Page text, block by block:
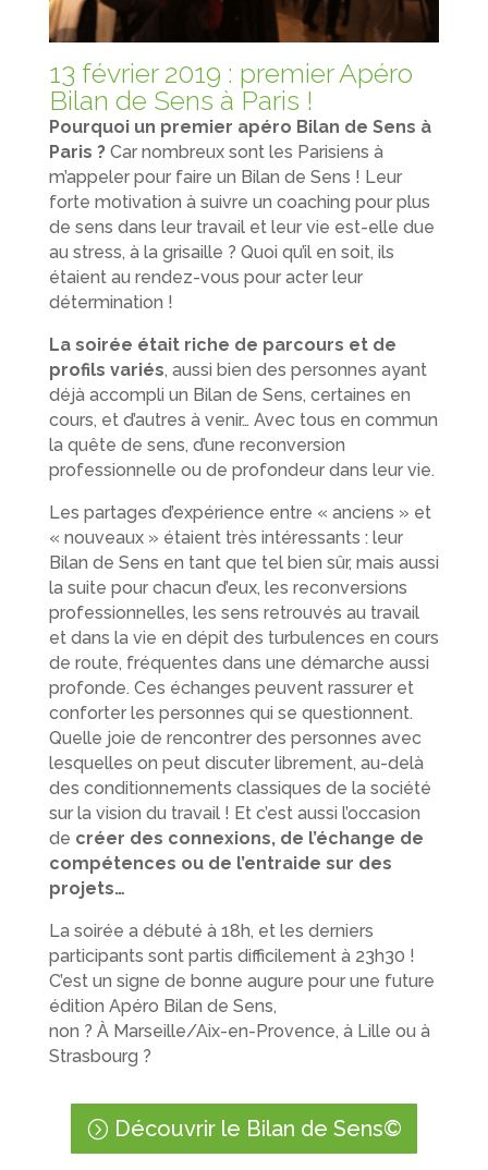
13 février 2019 : premier Apéro
Bilan de Sens à Paris !
Pourquoi un premier apéro Bilan de Sens à
Paris ?Car nombreux sont les Parisiens à
m’appeler pour faire un Bilan de Sens ! Leur
forte motivation à suivre un coaching pour plus
de sens dans leur travail et leur vie est-elle due
au stress, à la grisaille ? Quoi qu’il en soit, ils
étaient au rendez-vous pour acter leur
détermination !
La soirée était riche de parcours et de
profils variés, aussi bien des personnes ayant
déjà accompli un Bilan de Sens, certaines en
cours, et d’autres à venir… Avec tous en commun
la quête de sens, d’une reconversion
professionnelle ou de profondeur dans leur vie.
Les partages d’expérience entre « anciens » et
« nouveaux » étaient très intéressants : leur
Bilan de Sens en tant que tel bien sûr, mais aussi
la suite pour chacun d’eux, les reconversions
professionnelles, les sens retrouvés au travail
et dans la vie en dépit des turbulences en cours
de route, fréquentes dans une démarche aussi
profonde. Ces échanges peuvent rassurer et
conforter les personnes qui se questionnent.
Quelle joie de rencontrer des personnes avec
lesquelles on peut discuter librement, au-delà
des conditionnements classiques de la société
sur la vision du travail ! Et c’est aussi l’occasion
de créer des connexions, de l’échange de
compétences ou de l’entraide sur des
projets…
La soirée a débuté à 18h, et les derniers
participants sont partis difficilement à 23h30 !
C’est un signe de bonne augure pour une future
édition Apéro Bilan de Sens,
non ? À Marseille/Aix-en-Provence, à Lille ou à
Strasbourg ?
Découvrir le Bilan de Sens©